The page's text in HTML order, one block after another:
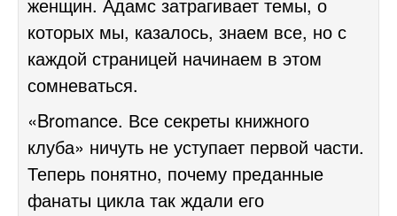
которых мы, казалось, знаем все, но с
каждой страницей начинаем в этом
сомневаться.
«Bromance. Все секреты книжного
клуба» ничуть не уступает первой части.
Теперь понятно, почему преданные
фанаты цикла так ждали его